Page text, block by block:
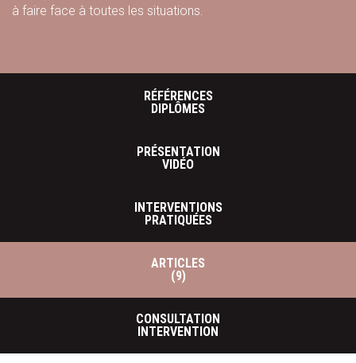
à faire face à toutes les situations.
RÉFÉRENCES
DIPLÔMES
PRÉSENTATION
VIDÉO
INTERVENTIONS
PRATIQUÉES
ARTICLES
(9)
CONSULTATION
INTERVENTION